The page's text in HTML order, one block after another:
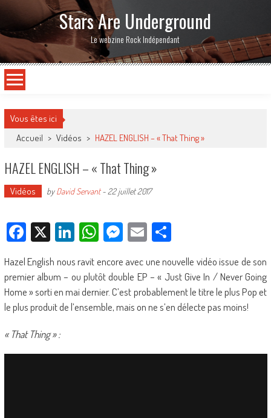
Stars Are Underground
Le webzine Rock Indépendant
Vous êtes ici
Accueil > Vidéos > HAZEL ENGLISH – « That Thing »
HAZEL ENGLISH – « That Thing »
Vidéos byDavid Servant- 22 juillet 2017
Facebook
X LinkedIn
WhatsApp
Messenger
EmailPartager
Hazel English nous ravit encore avec une nouvelle vidéo issue de son
premier album – ou plutôt double EP – « Just Give In / Never Going
Home » sorti en mai dernier. C’est probablement le titre le plus Pop et
le plus produit de l’ensemble, mais on ne s’en délecte pas moins!
« That Thing » :